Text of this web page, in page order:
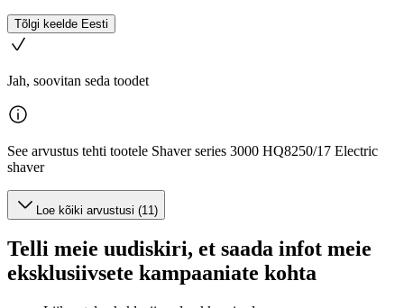
Tõlgi keelde Eesti
Jah, soovitan seda toodet
See arvustus tehti tootele Shaver series 3000 HQ8250/17 Electric
shaver
Loe kõiki arvustusi (11)
Telli meie uudiskiri, et saada infot meie
eksklusiivsete kampaaniate kohta